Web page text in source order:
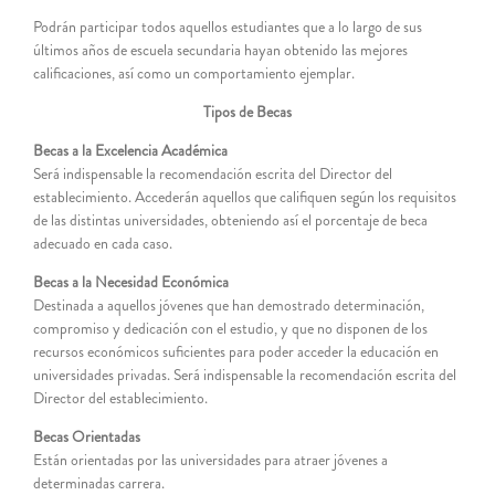
Podrán participar todos aquellos estudiantes que a lo largo de sus
últimos años de escuela secundaria hayan obtenido las mejores
calificaciones, así como un comportamiento ejemplar.
Tipos de Becas
Becas a la Excelencia Académica
Será indispensable la recomendación escrita del Director del
establecimiento. Accederán aquellos que califiquen según los requisitos
de las distintas universidades, obteniendo así el porcentaje de beca
adecuado en cada caso.
Becas a la Necesidad Económica
Destinada a aquellos jóvenes que han demostrado determinación,
compromiso y dedicación con el estudio, y que no disponen de los
recursos económicos suficientes para poder acceder la educación en
universidades privadas. Será indispensable la recomendación escrita del
Director del establecimiento.
Becas Orientadas
Están orientadas por las universidades para atraer jóvenes a
determinadas carrera.